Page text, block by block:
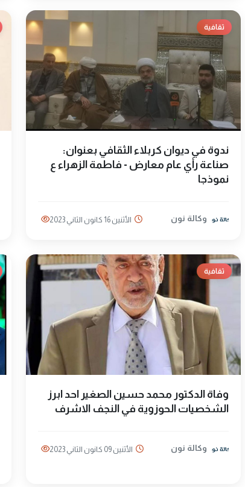
ثقافية
ندوة في ديوان كربلاء الثقافي بعنوان:
صناعة رأي عام معارض - فاطمة الزهراء ع
نموذجا
وكالة نون الأثنين 16 كانون الثاني 2023
ثقافية
وفاة الدكتور محمد حسين الصغير احد ابرز
الشخصيات الحوزوية في النجف الاشرف
وكالة نون الأثنين 09 كانون الثاني 2023